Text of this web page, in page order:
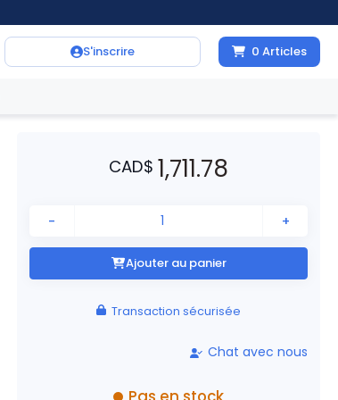
S'inscrire 0 Articles
CAD$ 1,711.78
- +
Ajouter au panier
Transaction sécurisée
Chat avec nous